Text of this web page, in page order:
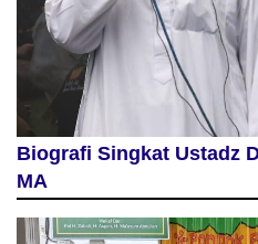
Biografi Singkat Ustadz
MA